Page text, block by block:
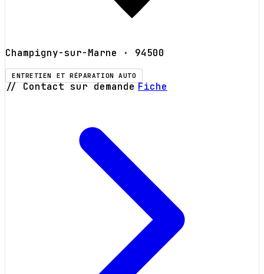
Champigny-sur-Marne · 94500
ENTRETIEN ET RÉPARATION AUTO
// Contact sur demande Fiche